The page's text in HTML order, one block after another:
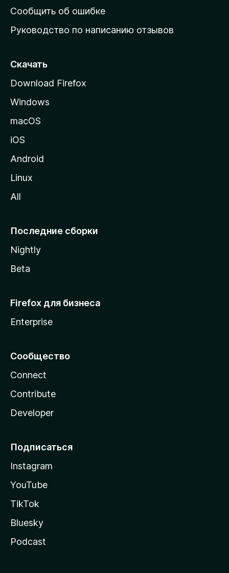
н
ю
т
а
н
у
M
i
l
Сообщить об ошибке
Руководство по написанию отзывов
Скачать
Download Firefox
Windows
macOS
iOS
Android
Linux
All
Последние сборки
Nightly
Beta
Firefox для бизнеса
Enterprise
Сообщество
Connect
Contribute
Developer
Подписаться
Instagram
YouTube
TikTok
Bluesky
Podcast